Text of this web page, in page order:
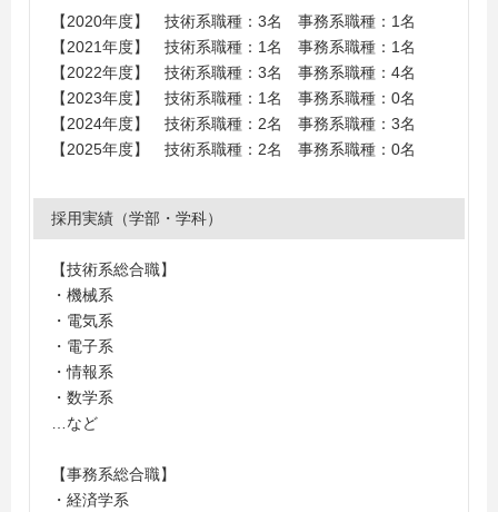
学、徳島大学、日本工業大学、姫路獨協大学、兵庫教育
大学、兵庫県立大学、福井大学、福岡大学、福岡工業大
学、法政大学、立命館大学、龍谷大学、武庫川女子大
学、福岡女学院大学、大阪公立大学
＜短大・高専・専門学校＞
明石工業高等専門学校、神戸市立工業高等専門学校、日
【2020年度】 技術系職種：3名 事務系職種：1名
【2021年度】 技術系職種：1名 事務系職種：1名
【2022年度】 技術系職種：3名 事務系職種：4名
【2023年度】 技術系職種：1名 事務系職種：0名
【2024年度】 技術系職種：2名 事務系職種：3名
【2025年度】 技術系職種：2名 事務系職種：0名
採用実績（学部・学科）
【技術系総合職】
・機械系
・電気系
・電子系
・情報系
・数学系
…など
【事務系総合職】
・経済学系